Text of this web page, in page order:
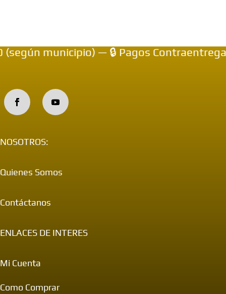
municipio) — 🔒 Pagos Contraentrega
NOSOTROS:
Quienes Somos
Contáctanos
ENLACES DE INTERES
Mi Cuenta
Como Comprar